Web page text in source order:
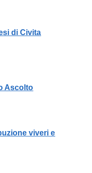
di Civita
Ascolto
viveri e